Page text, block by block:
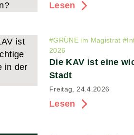
Lesen
#GRÜNE im Magistrat #
2026
Die KAV ist eine
Stadt
Freitag, 24.4.2026
Lesen